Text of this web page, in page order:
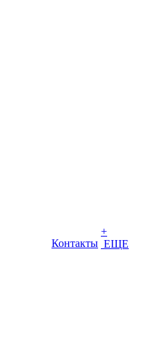
Контакты
+
ЕЩЕ